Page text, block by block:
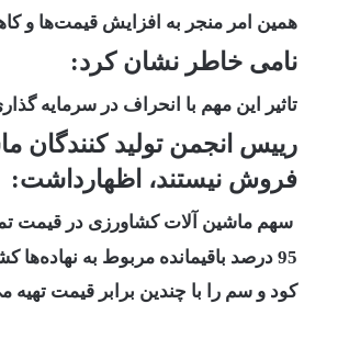
همین امر منجر به افزایش قیمت‌ها و
نامی خاطر نشان کرد:
تاثیر این مهم با انحراف در سرمایه
رییس انجمن تولید کنندگان
فروش نیستند، اظهارداشت:
سهم ماشین آلات کشاورزی در قیمت
95 درصد باقیمانده مربوط به نهاده‌ها کشاورزی است به طوری که کشاورز در فصل کاشت تمامی بذر،
کود و سم را با چندین برابر قیمت